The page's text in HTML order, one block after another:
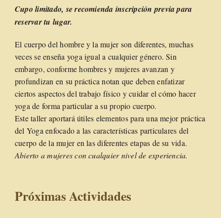
Cupo limitado, se recomienda inscripción previa para
reservar tu lugar.
El cuerpo del hombre y la mujer son diferentes, muchas
veces se enseña yoga igual a cualquier género. Sin
embargo, conforme hombres y mujeres avanzan y
profundizan en su práctica notan que deben enfatizar
ciertos aspectos del trabajo físico y cuidar el cómo hacer
yoga de forma particular a su propio cuerpo.
Este taller aportará útiles elementos para una mejor práctica
del Yoga enfocado a las características particulares del
cuerpo de la mujer en las diferentes etapas de su vida.
Abierto a mujeres con cualquier nivel de experiencia.
Próximas Actividades